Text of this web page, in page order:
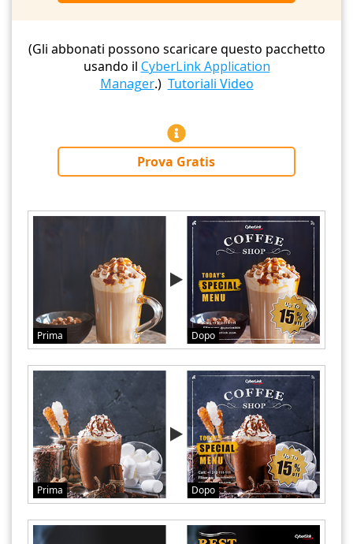
(Gli abbonati possono scaricare questo pacchetto
usando il CyberLink Application
Manager.) Tutoriali Video
Prova Gratis
Prima Dopo
Prima Dopo